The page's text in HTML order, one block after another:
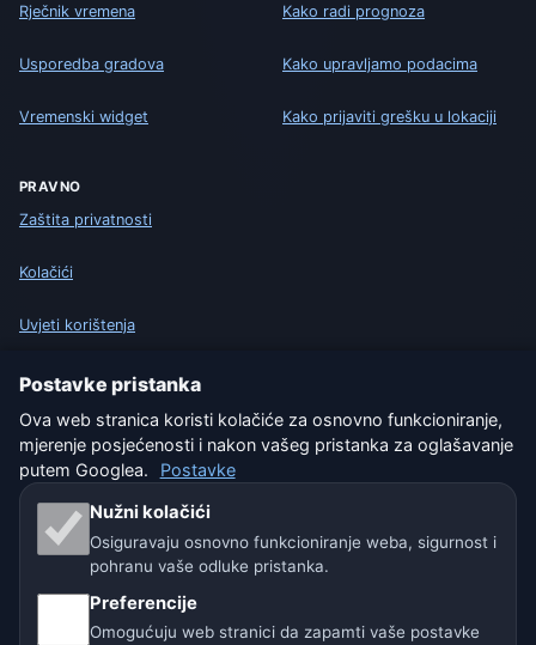
Rječnik vremena
Usporedba gradova
Vremenski widget
Kako radi prognoza
Kako upravljamo podacima
Kako prijaviti grešku u lokaciji
PRAVNO
Zaštita privatnosti
Kolačići
Uvjeti korištenja
Isključenje odgovornosti
Pomažemo životinjama
Sitemap
Postavke
Naše vremenske stranice:
Postavke pristanka
Ova web stranica koristi kolačiće za osnovno funkcioniranje,
mjerenje posjećenosti i nakon vašeg pristanka za oglašavanje
putem Googlea.
Postavke
Nužni kolačići
Osiguravaju osnovno funkcioniranje weba, sigurnost i
pohranu vaše odluke pristanka.
Preferencije
Omogućuju web stranici da zapamti vaše postavke